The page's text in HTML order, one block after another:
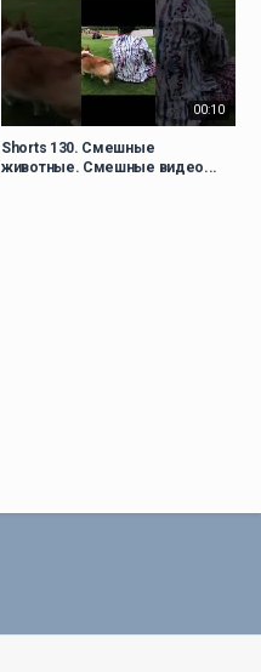
00:10
Shorts 130. Смешные
животные. Смешные видео...